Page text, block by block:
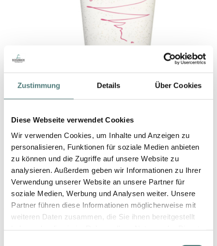
Zustimmung Details Über Cookies
Diese Webseite verwendet Cookies
Wir verwenden Cookies, um Inhalte und Anzeigen zu
personalisieren, Funktionen für soziale Medien anbieten
zu können und die Zugriffe auf unsere Website zu
analysieren. Außerdem geben wir Informationen zu Ihrer
Verwendung unserer Website an unsere Partner für
soziale Medien, Werbung und Analysen weiter. Unsere
Partner führen diese Informationen möglicherweise mit
weiteren Daten zusammen, die Sie ihnen bereitgestellt
SISLEY
Soir de Lune Crème Parfumée Hydratante
118,00 €
150 ml (78,67 € / 100 ml)
Artikel